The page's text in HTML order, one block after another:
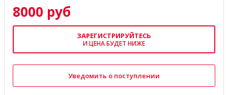
8000 руб
ЗАРЕГИСТРИРУЙТЕСЬ
И ЦЕНА БУДЕТ НИЖЕ
Уведомить о поступлении